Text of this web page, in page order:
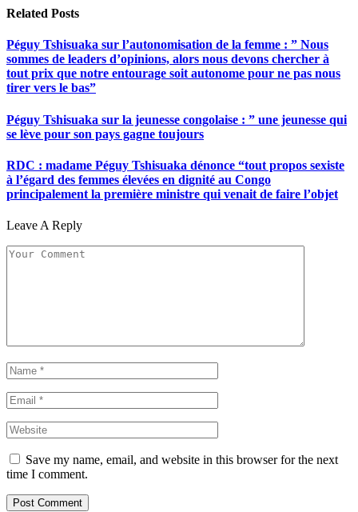
Related Posts
Péguy Tshisuaka sur l’autonomisation de la femme : ” Nous
sommes de leaders d’opinions, alors nous devons chercher à
tout prix que notre entourage soit autonome pour ne pas nous
tirer vers le bas”
Péguy Tshisuaka sur la jeunesse congolaise : ” une jeunesse qui
se lève pour son pays gagne toujours
RDC : madame Péguy Tshisuaka dénonce “tout propos sexiste
à l’égard des femmes élevées en dignité au Congo
principalement la première ministre qui venait de faire l’objet
Leave A Reply
Save my name, email, and website in this browser for the next
time I comment.